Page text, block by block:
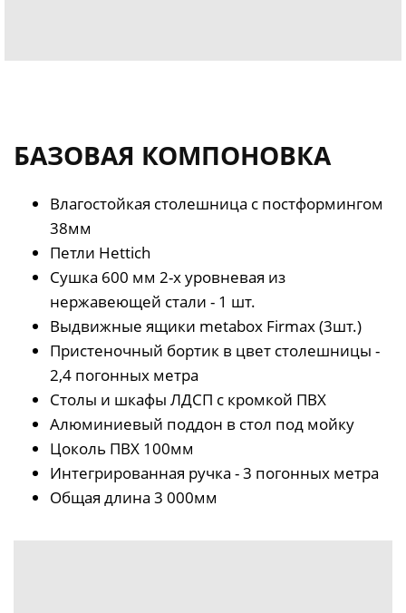
БАЗОВАЯ КОМПОНОВКА
Влагостойкая столешница с постформингом
38мм
Петли Hettich
Сушка 600 мм 2-х уровневая из
нержавеющей стали - 1 шт.
Выдвижные ящики metabox Firmax (3шт.)
Пристеночный бортик в цвет столешницы -
2,4 погонных метра
Столы и шкафы ЛДСП с кромкой ПВХ
Алюминиевый поддон в стол под мойку
Цоколь ПВХ 100мм
Интегрированная ручка - 3 погонных метра
Общая длина 3 000мм